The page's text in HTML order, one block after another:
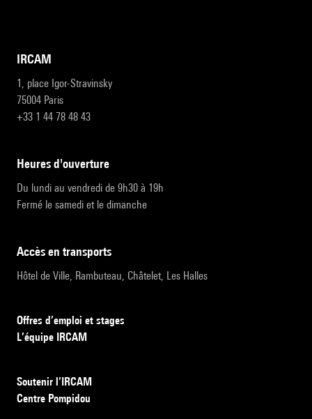
IRCAM
1, place Igor-Stravinsky
75004 Paris
+33 1 44 78 48 43
heures d'ouverture
Du lundi au vendredi de 9h30 à 19h
Fermé le samedi et le dimanche
accès en transports
Hôtel de Ville, Rambuteau, Châtelet, Les Halles
Offres d’emploi et stages
L’équipe IRCAM
Soutenir l’IRCAM
Centre Pompidou